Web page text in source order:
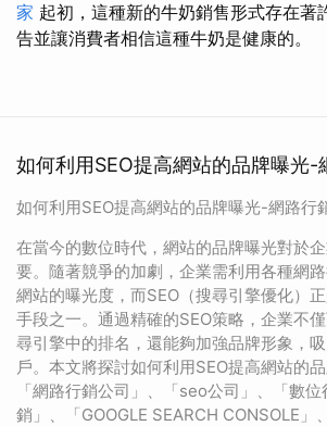
家 起初，這種新的牛奶銷售形式存在著
告並讓消費者相信這種牛奶是健康的。
如何利用SEO提高網站的品牌曝光-
如何利用SEO提高網站的品牌曝光-網路行
在當今的數位時代，網站的品牌曝光對於
要。隨著競爭的加劇，企業需利用各種網
網站的曝光度，而SEO（搜尋引擎優化）
手段之一。通過精確的SEO策略，企業不
尋引擎中的排名，還能夠加強品牌形象，
戶。本文將探討如何利用SEO提高網站的
「網路行銷公司」、「seo公司」、「數
銷」、「GOOGLE SEARCH CONSOLE」